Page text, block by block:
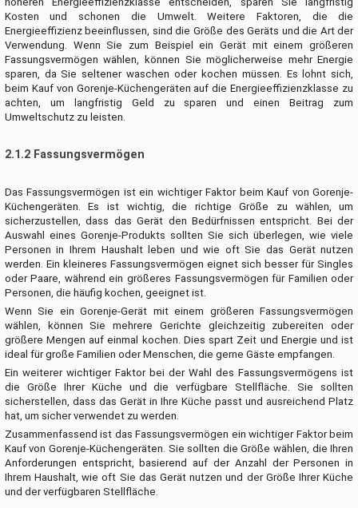
Kosten und schonen die Umwelt. Weitere Faktoren, die die
Energieeffizienz beeinflussen, sind die Größe des Geräts und die Art der
Verwendung. Wenn Sie zum Beispiel ein Gerät mit einem größeren
Fassungsvermögen wählen, können Sie möglicherweise mehr Energie
sparen, da Sie seltener waschen oder kochen müssen. Es lohnt sich,
beim Kauf von Gorenje-Küchengeräten auf die Energieeffizienzklasse zu
achten, um langfristig Geld zu sparen und einen Beitrag zum
Umweltschutz zu leisten.
2.1.2 Fassungsvermögen
Das Fassungsvermögen ist ein wichtiger Faktor beim Kauf von Gorenje-
Küchengeräten. Es ist wichtig, die richtige Größe zu wählen, um
sicherzustellen, dass das Gerät den Bedürfnissen entspricht. Bei der
Auswahl eines Gorenje-Produkts sollten Sie sich überlegen, wie viele
Personen in Ihrem Haushalt leben und wie oft Sie das Gerät nutzen
werden. Ein kleineres Fassungsvermögen eignet sich besser für Singles
oder Paare, während ein größeres Fassungsvermögen für Familien oder
Personen, die häufig kochen, geeignet ist.
Wenn Sie ein Gorenje-Gerät mit einem größeren Fassungsvermögen
wählen, können Sie mehrere Gerichte gleichzeitig zubereiten oder
größere Mengen auf einmal kochen. Dies spart Zeit und Energie und ist
ideal für große Familien oder Menschen, die gerne Gäste empfangen.
Ein weiterer wichtiger Faktor bei der Wahl des Fassungsvermögens ist
die Größe Ihrer Küche und die verfügbare Stellfläche. Sie sollten
sicherstellen, dass das Gerät in Ihre Küche passt und ausreichend Platz
hat, um sicher verwendet zu werden.
Zusammenfassend ist das Fassungsvermögen ein wichtiger Faktor beim
Kauf von Gorenje-Küchengeräten. Sie sollten die Größe wählen, die Ihren
Anforderungen entspricht, basierend auf der Anzahl der Personen in
Ihrem Haushalt, wie oft Sie das Gerät nutzen und der Größe Ihrer Küche
und der verfügbaren Stellfläche.